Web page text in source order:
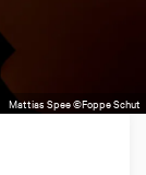
Mattias Spee ©Foppe Schut